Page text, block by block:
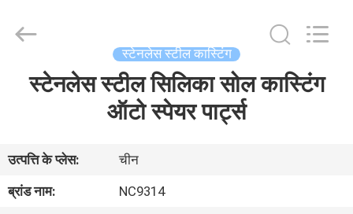
वीडियो
Foundry
CO.,LTD.
स्टेनलेस स्टील कास्टिंग
स्टेनलेस स्टील सिलिका सोल कास्टिंग
ऑटो स्पेयर पार्ट्स
उत्पत्ति के प्लेस:
चीन
ब्रांड नाम:
NC9314